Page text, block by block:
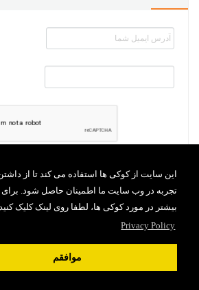
این سایت از کوکی ها استفاده می کند تا از
تجربه در وب سایت ما اطمینان حاصل شود. برای
بیشتر در مورد کوکی ها، لطفا روی لینک کلیک
Privacy Policy
موافقم